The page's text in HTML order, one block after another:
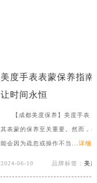
美度手表表蒙保养指
让时间永恒
【成都美度保养】美度手表
其表蒙的保养至关重要。然而，
能会因为疏忽或操作不当... 详细
2024-06-10 品牌标签： 美度